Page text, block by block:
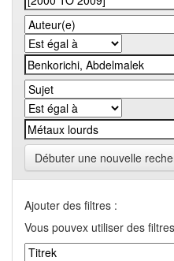
Débuter une nouvelle
Ajouter des filtres :
Vous pouvex utiliser des